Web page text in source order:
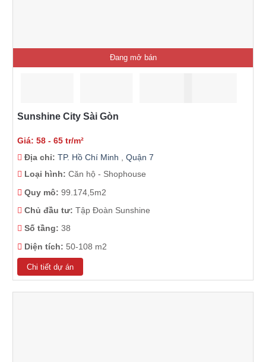
Đang mở bán
Sunshine City Sài Gòn
Giá: 58 - 65 tr/m²
Địa chỉ: TP. Hồ Chí Minh
Quận 7
Loại hình: Căn hộ - Shophouse
Quy mô: 99.174,5m2
Chủ đầu tư: Tập Đoàn Sunshine
Số tầng: 38
Diện tích: 50-108 m2
Chi tiết dự án